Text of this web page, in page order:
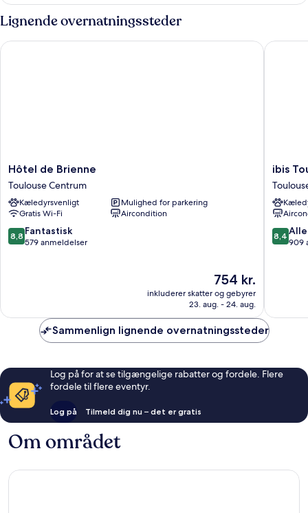
Lignende overnatningssteder
Hôtel
de
Brienne
Toulouse
Centrum
Hôtel de Brienne
Toulouse Centrum
Kæledyrsvenligt
Mulighed for parkering
Gratis Wi-Fi
Aircondition
8.8
ud
8,8 Fantastisk
579 anmeldelser
Prisen
er
754 kr.
754 kr.
inkluderer skatter og gebyrer
23. aug. - 24. aug.
Hôtel de Brienne
ibis
Centre
ibis
8.4
ud
8,4
909
ibis
Sammenlign lignende overnatningssteder
Log på for at se tilgængelige rabatter og fordele. Flere
fordele til flere eventyr.
Log på Tilmeld dig nu – det er gratis
Om området